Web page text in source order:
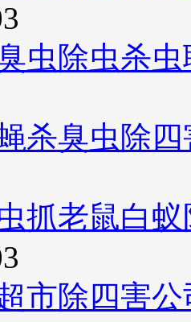
虫除虫杀
杀臭虫除
抓老鼠白
市除四害